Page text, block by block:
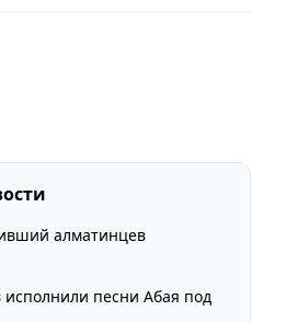
алматинцев
песни Абая под